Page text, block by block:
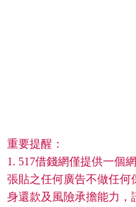
重要提醒：
1. 517借錢網僅提供一個
張貼之任何廣告不做任何
身還款及風險承擔能力，